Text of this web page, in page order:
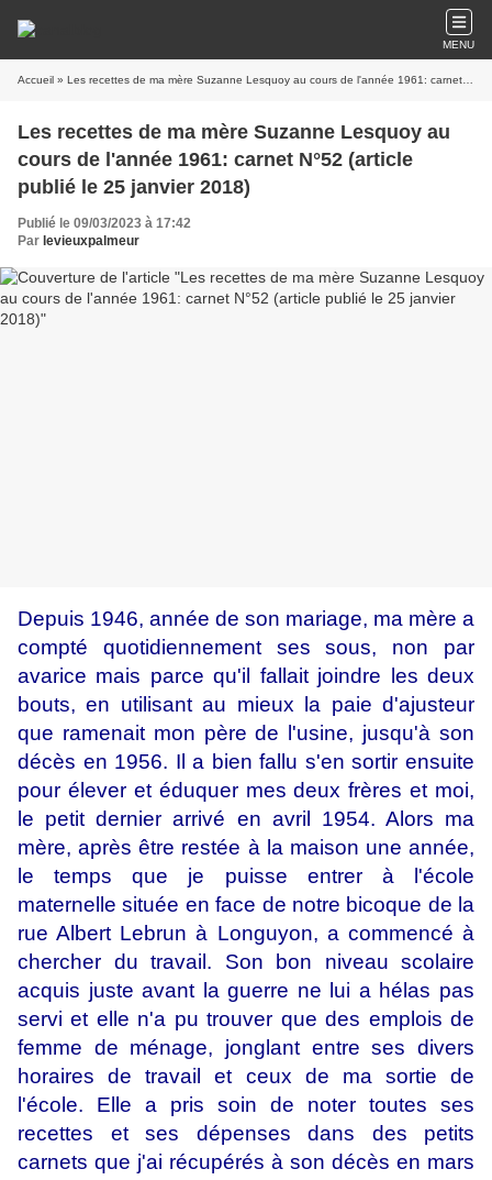
MENU
Accueil » Les recettes de ma mère Suzanne Lesquoy au cours de l'année 1961: carnet N°52 (article publié le 25 janvier 2018)
Les recettes de ma mère Suzanne Lesquoy au
cours de l'année 1961: carnet N°52 (article
publié le 25 janvier 2018)
Publié le 09/03/2023 à 17:42
Par levieuxpalmeur
Depuis 1946, année de son mariage, ma mère a
compté quotidiennement ses sous, non par
avarice mais parce qu'il fallait joindre les deux
bouts, en utilisant au mieux la paie d'ajusteur
que ramenait mon père de l'usine, jusqu'à son
décès en 1956. Il a bien fallu s'en sortir ensuite
pour élever et éduquer mes deux frères et moi,
le petit dernier arrivé en avril 1954. Alors ma
mère, après être restée à la maison une année,
le temps que je puisse entrer à l'école
maternelle située en face de notre bicoque de la
rue Albert Lebrun à Longuyon, a commencé à
chercher du travail. Son bon niveau scolaire
acquis juste avant la guerre ne lui a hélas pas
servi et elle n'a pu trouver que des emplois de
femme de ménage, jonglant entre ses divers
horaires de travail et ceux de ma sortie de
l'école. Elle a pris soin de noter toutes ses
recettes et ses dépenses dans des petits
carnets que j'ai récupérés à son décès en mars